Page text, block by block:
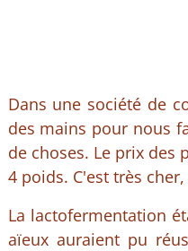
Dans une société de
des mains pour nous
de choses. Le prix des
4 poids. C'est très
La lactofermentation
aïeux auraient pu